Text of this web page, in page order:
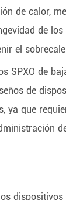
de calor,
de los
el
SPXO de
de
ya que